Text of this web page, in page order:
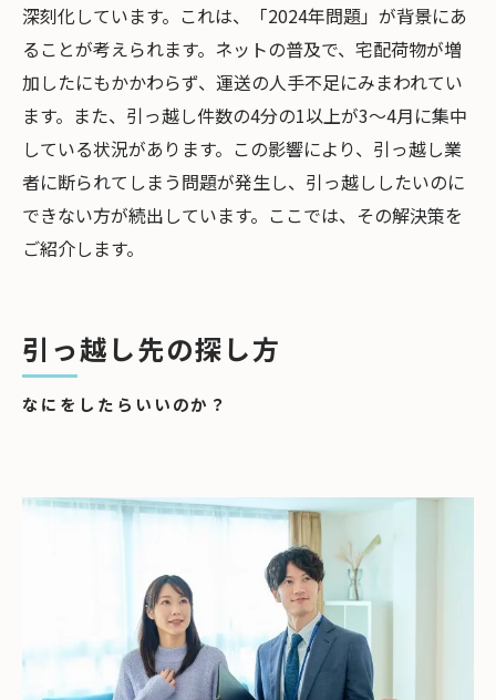
引っ越しが決まらない場合の対策
条件を考え直す
引っ越し時期を探す
まとめ
深刻化しています。これは、「2024年問題」が背景にあ
ることが考えられます。ネットの普及で、宅配荷物が増
加したにもかかわらず、運送の人手不足にみまわれてい
ます。また、引っ越し件数の4分の1以上が3～4月に集中
している状況があります。この影響により、引っ越し業
者に断られてしまう問題が発生し、引っ越ししたいのに
できない方が続出しています。ここでは、その解決策を
ご紹介します。
引っ越し先の探し方
なにをしたらいいのか？